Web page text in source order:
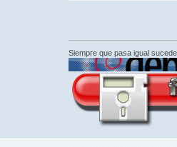
Siempre que pasa igual